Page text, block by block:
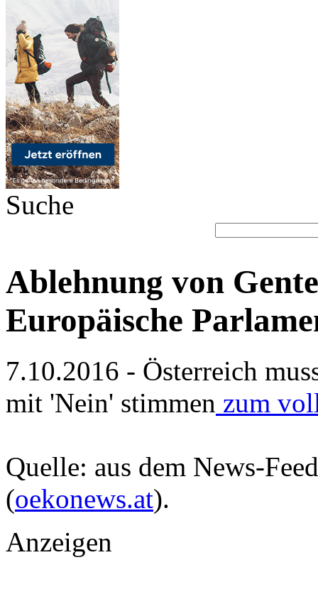
Suche
Ablehnung von
Europäische
7.10.2016 - Österreich
mit 'Nein' stimmen zum
Quelle: aus dem News-
(oekonews.at).
Anzeigen